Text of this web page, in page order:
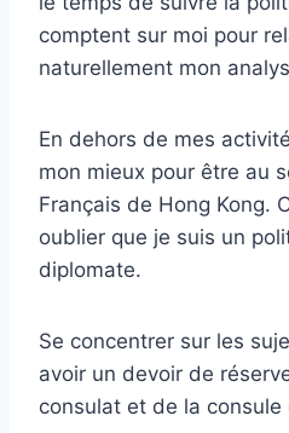
comptent sur moi pour
naturellement mon
En dehors de mes
mon mieux pour être au
Français de Hong Kong.
oublier que je suis un
diplomate.
Se concentrer sur les
avoir un devoir de
consulat et de la consule